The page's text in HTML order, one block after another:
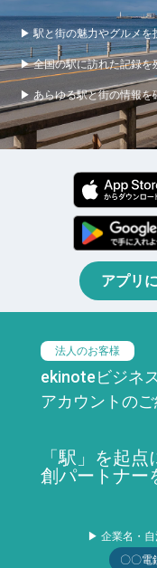
▶ 駅と街の魅力やグルメを
▶ 全国の駅に訪れた記録を
▶ あらゆる駅と街の情報を
アプリ
法人のお客様
ekinoteビジネス
アカウントの
「駅」を起
創パートナー
▶ 企業名・自
〇〇電